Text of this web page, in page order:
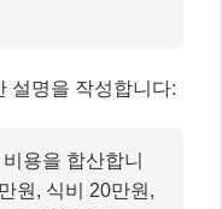
설명을 작성합니다:
용을 합산합니
원, 식비 20만원,